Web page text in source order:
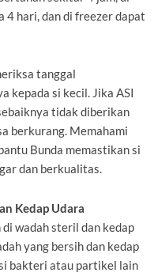
4 hari, dan di freezer dapat
tanggal
kepada si kecil. Jika ASI
tidak diberikan
berkurang. Memahami
Bunda memastikan si
dan berkualitas.
Kedap Udara
di wadah steril dan kedap
yang bersih dan kedap
bakteri atau partikel lain